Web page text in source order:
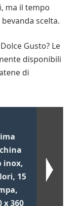
ma il tempo
scelta.
Gusto? Le
disponibili
di
inox,
15
x 360